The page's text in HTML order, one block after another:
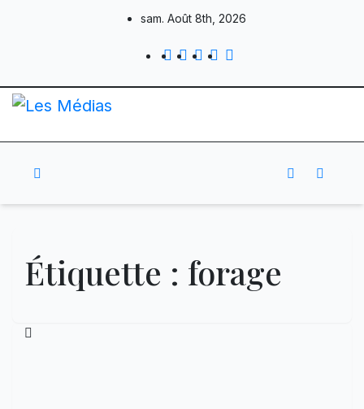
sam. Août 8th, 2026
Étiquette : forage